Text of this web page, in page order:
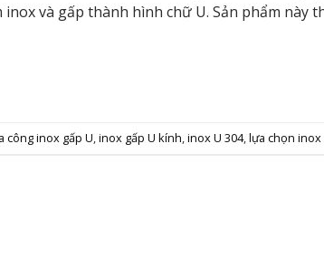
và gấp thành hình chữ U. Sản phẩm này
công inox gấp U,inox gấp U kính,inox U 304,lựa chọn inox